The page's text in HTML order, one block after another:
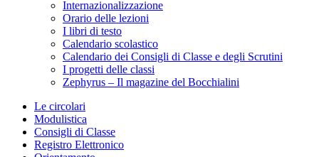
Internazionalizzazione
Orario delle lezioni
I libri di testo
Calendario scolastico
Calendario dei Consigli di Classe e degli Scrutini
I progetti delle classi
Zephyrus – Il magazine del Bocchialini
Le circolari
Modulistica
Consigli di Classe
Registro Elettronico